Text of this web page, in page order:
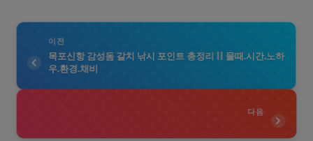
이전
목포신항 감성돔 갈치 낚시 포인트 총정리 || 물때.시간.노하
우.환경.채비
다음